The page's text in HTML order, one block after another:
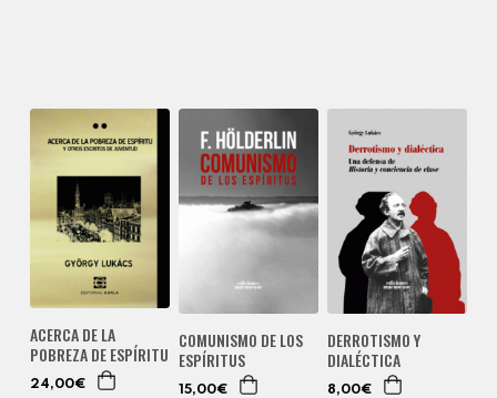
ACERCA DE LA
POBREZA DE ESPÍRITU
24,00€
COMUNISMO DE LOS
ESPÍRITUS
15,00€
DERROTISMO Y
DIALÉCTICA
8,00€